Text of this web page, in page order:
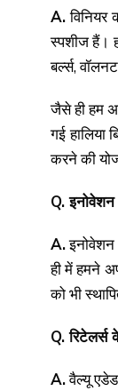
A.
स्पशीज हैं।
बर्ल्स,
जैसे ही हम
गई
करने की
Q.
A.इनोवेशन
ही में हमने
को भी
Q. रिटेलर्स
A.वैल्यू